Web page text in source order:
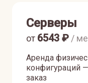
Серверы
Аренда
конфигураций
заказ
от 6543 ₽ /